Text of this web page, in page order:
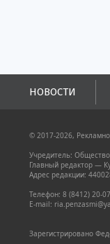
НОВОСТИ
© 2017-2026,
Учредитель:
Главный редактор —
Адрес редакции:
Телефон: 8 (8412) 20-
E-mail:
Зарегистрировано